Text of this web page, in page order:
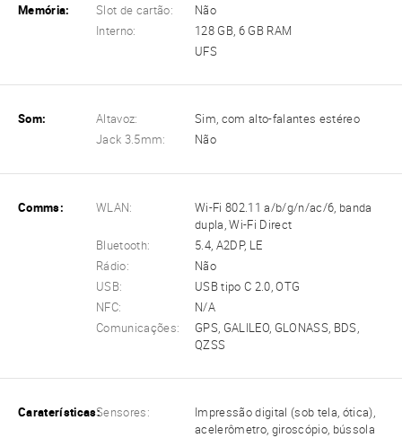
Memória: Slot de cartão:
Não
Interno:
128 GB, 6 GB RAM
UFS
Som: Altavoz:
Sim, com alto-falantes estéreo
Jack 3.5mm:
Não
Comms: WLAN:
Wi-Fi 802.11 a/b/g/n/ac/6, banda
dupla, Wi-Fi Direct
Bluetooth:
5.4, A2DP, LE
Rádio:
Não
USB:
USB tipo C 2.0, OTG
NFC:
N/A
Comunicações:
GPS, GALILEO, GLONASS, BDS,
QZSS
Caraterísticas:Sensores:
Impressão digital (sob tela, ótica),
acelerômetro, giroscópio, bússola